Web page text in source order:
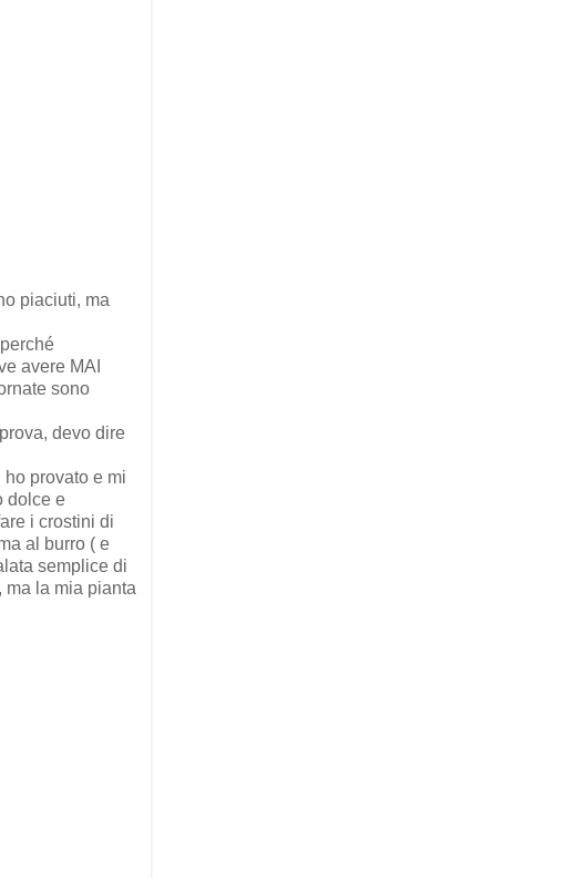
piaciuti, ma
avere MAI
sono
devo dire
provato e mi
dolce e
i crostini di
al burro ( e
semplice di
la mia pianta